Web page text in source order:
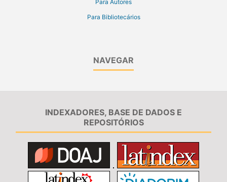
Para Autores
Para Bibliotecários
NAVEGAR
INDEXADORES, BASE DE DADOS E
REPOSITÓRIOS